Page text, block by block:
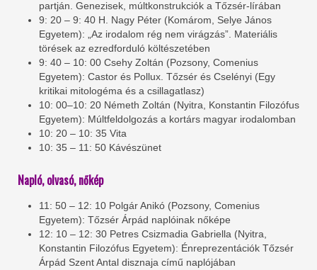
partján. Genezisek, múltkonstrukciók a Tőzsér-lírában
9: 20 – 9: 40 H. Nagy Péter (Komárom, Selye János
Egyetem): „Az irodalom rég nem virágzás”. Materiális
törések az ezredforduló költészetében
9: 40 – 10: 00 Csehy Zoltán (Pozsony, Comenius
Egyetem): Castor és Pollux. Tőzsér és Cselényi (Egy
kritikai mitologéma és a csillagatlasz)
10: 00–10: 20 Németh Zoltán (Nyitra, Konstantin Filozófus
Egyetem): Múltfeldolgozás a kortárs magyar irodalomban
10: 20 – 10: 35 Vita
10: 35 – 11: 50 Kávészünet
Napló, olvasó, nőkép
11: 50 – 12: 10 Polgár Anikó (Pozsony, Comenius
Egyetem): Tőzsér Árpád naplóinak nőképe
12: 10 – 12: 30 Petres Csizmadia Gabriella (Nyitra,
Konstantin Filozófus Egyetem): Énreprezentációk Tőzsér
Árpád Szent Antal disznaja című naplójában